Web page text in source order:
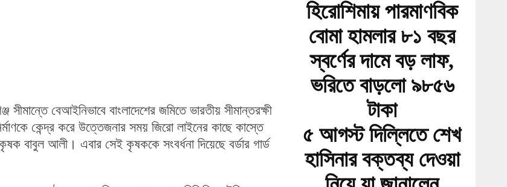
সীমান্তে বেআইনিভাবে বাংলাদেশের জমিতে ভারতীয় সীমান্তরক্ষী
কেন্দ্র করে উত্তেজনার সময় জিরো লাইনের কাছে কাস্তে
বাবুল আলী। এবার সেই কৃষককে সংবর্ধনা দিয়েছে বর্ডার গার্ড
হিরোশিমায় পারমাণবিক
বোমা হামলার ৮১ বছর
স্বর্ণের দামে বড় লাফ,
ভরিতে বাড়লো ৯৮৫৬
টাকা
৫ আগস্ট দিল্লিতে শেখ
হাসিনার বক্তব্য দেওয়া